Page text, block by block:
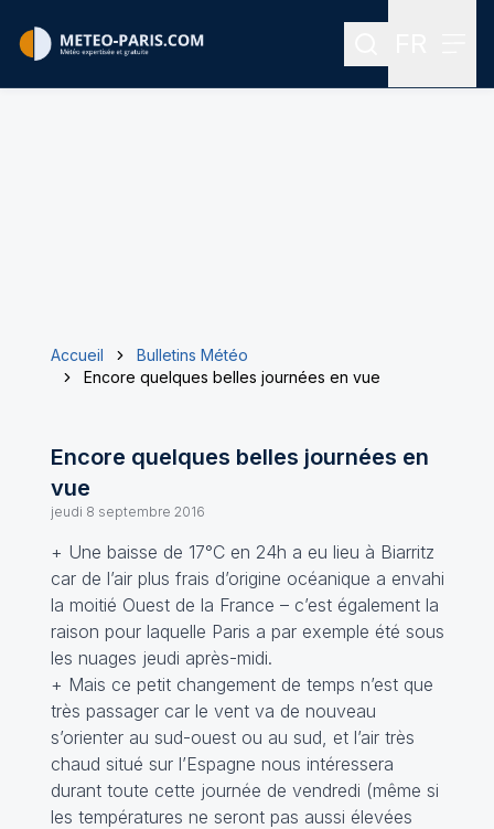
Rechercher
Accueil
Bulletins Météo
Encore quelques belles journées en vue
Encore quelques belles journées en
vue
jeudi 8 septembre 2016
+ Une baisse de 17°C en 24h a eu lieu à Biarritz
car de l’air plus frais d’origine océanique a envahi
la moitié Ouest de la France – c’est également la
raison pour laquelle Paris a par exemple été sous
les nuages jeudi après-midi.
+ Mais ce petit changement de temps n’est que
très passager car le vent va de nouveau
s’orienter au sud-ouest ou au sud, et l’air très
chaud situé sur l’Espagne nous intéressera
durant toute cette journée de vendredi (même si
les températures ne seront pas aussi élevées